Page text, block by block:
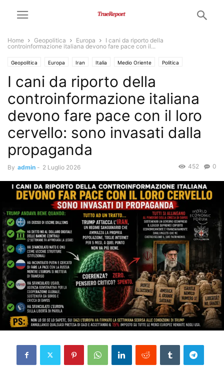
Home Geopolitica Europa
I cani da riporto della
controinformazione italiana devono fare pace con il...
Geopolitica Europa Iran Italia Medio Oriente Politica
Trump USA
I cani da riporto della
controinformazione italiana
devono fare pace con il loro
cervello: sono invasati dalla
propaganda
By admin - 2 Luglio 2026 0
452